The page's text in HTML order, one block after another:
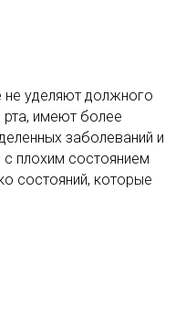
уделяют должного
рта, имеют более
заболеваний и
плохим состоянием
состояний, которые